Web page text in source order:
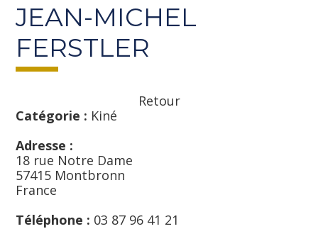
JEAN-MICHEL
FERSTLER
Retour
Catégorie : Kiné
Adresse :
18 rue Notre Dame
57415 Montbronn
France
Téléphone : 03 87 96 41 21